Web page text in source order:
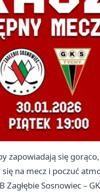
zapowiadają się
na mecz i poczuć
Sosnowiec –